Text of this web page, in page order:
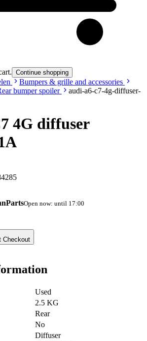
Continue shopping
Bumpers & grille and accessories
bumper spoiler
audi-a6-c7-4g-diffuser-
4G diffuser
Open now: until 17:00
Checkout
Used
2.5 KG
Rear
No
Diffuser